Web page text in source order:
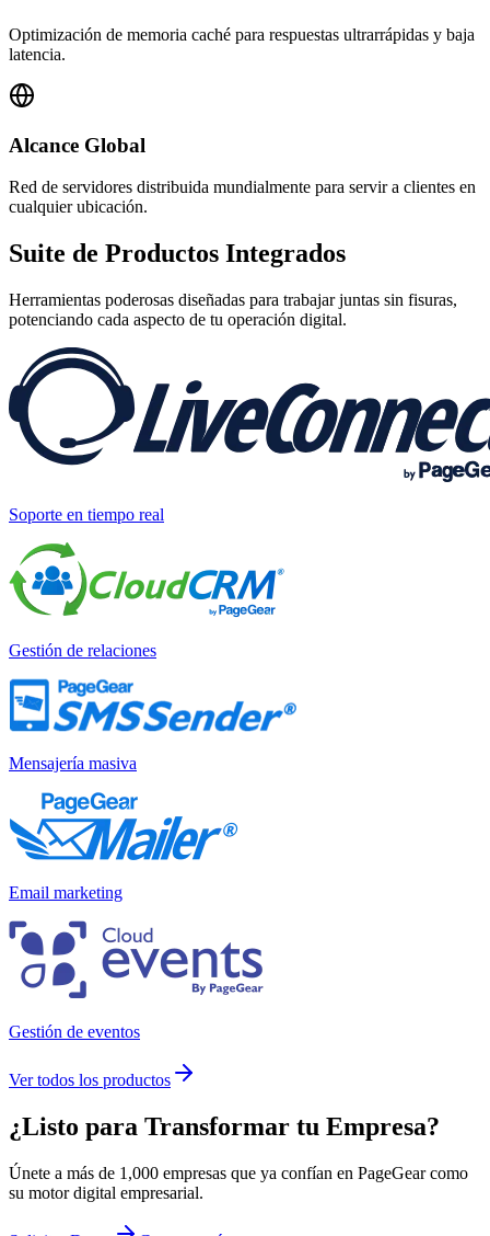
Optimización de memoria caché para respuestas ultrarrápidas y baja
latencia.
Alcance Global
Red de servidores distribuida mundialmente para servir a clientes en
cualquier ubicación.
Suite de Productos Integrados
Herramientas poderosas diseñadas para trabajar juntas sin fisuras,
potenciando cada aspecto de tu operación digital.
Soporte en tiempo real
Gestión de relaciones
Mensajería masiva
Email marketing
Gestión de eventos
Ver todos los productos
¿Listo para Transformar tu Empresa?
Únete a más de 1,000 empresas que ya confían en PageGear como
su motor digital empresarial.